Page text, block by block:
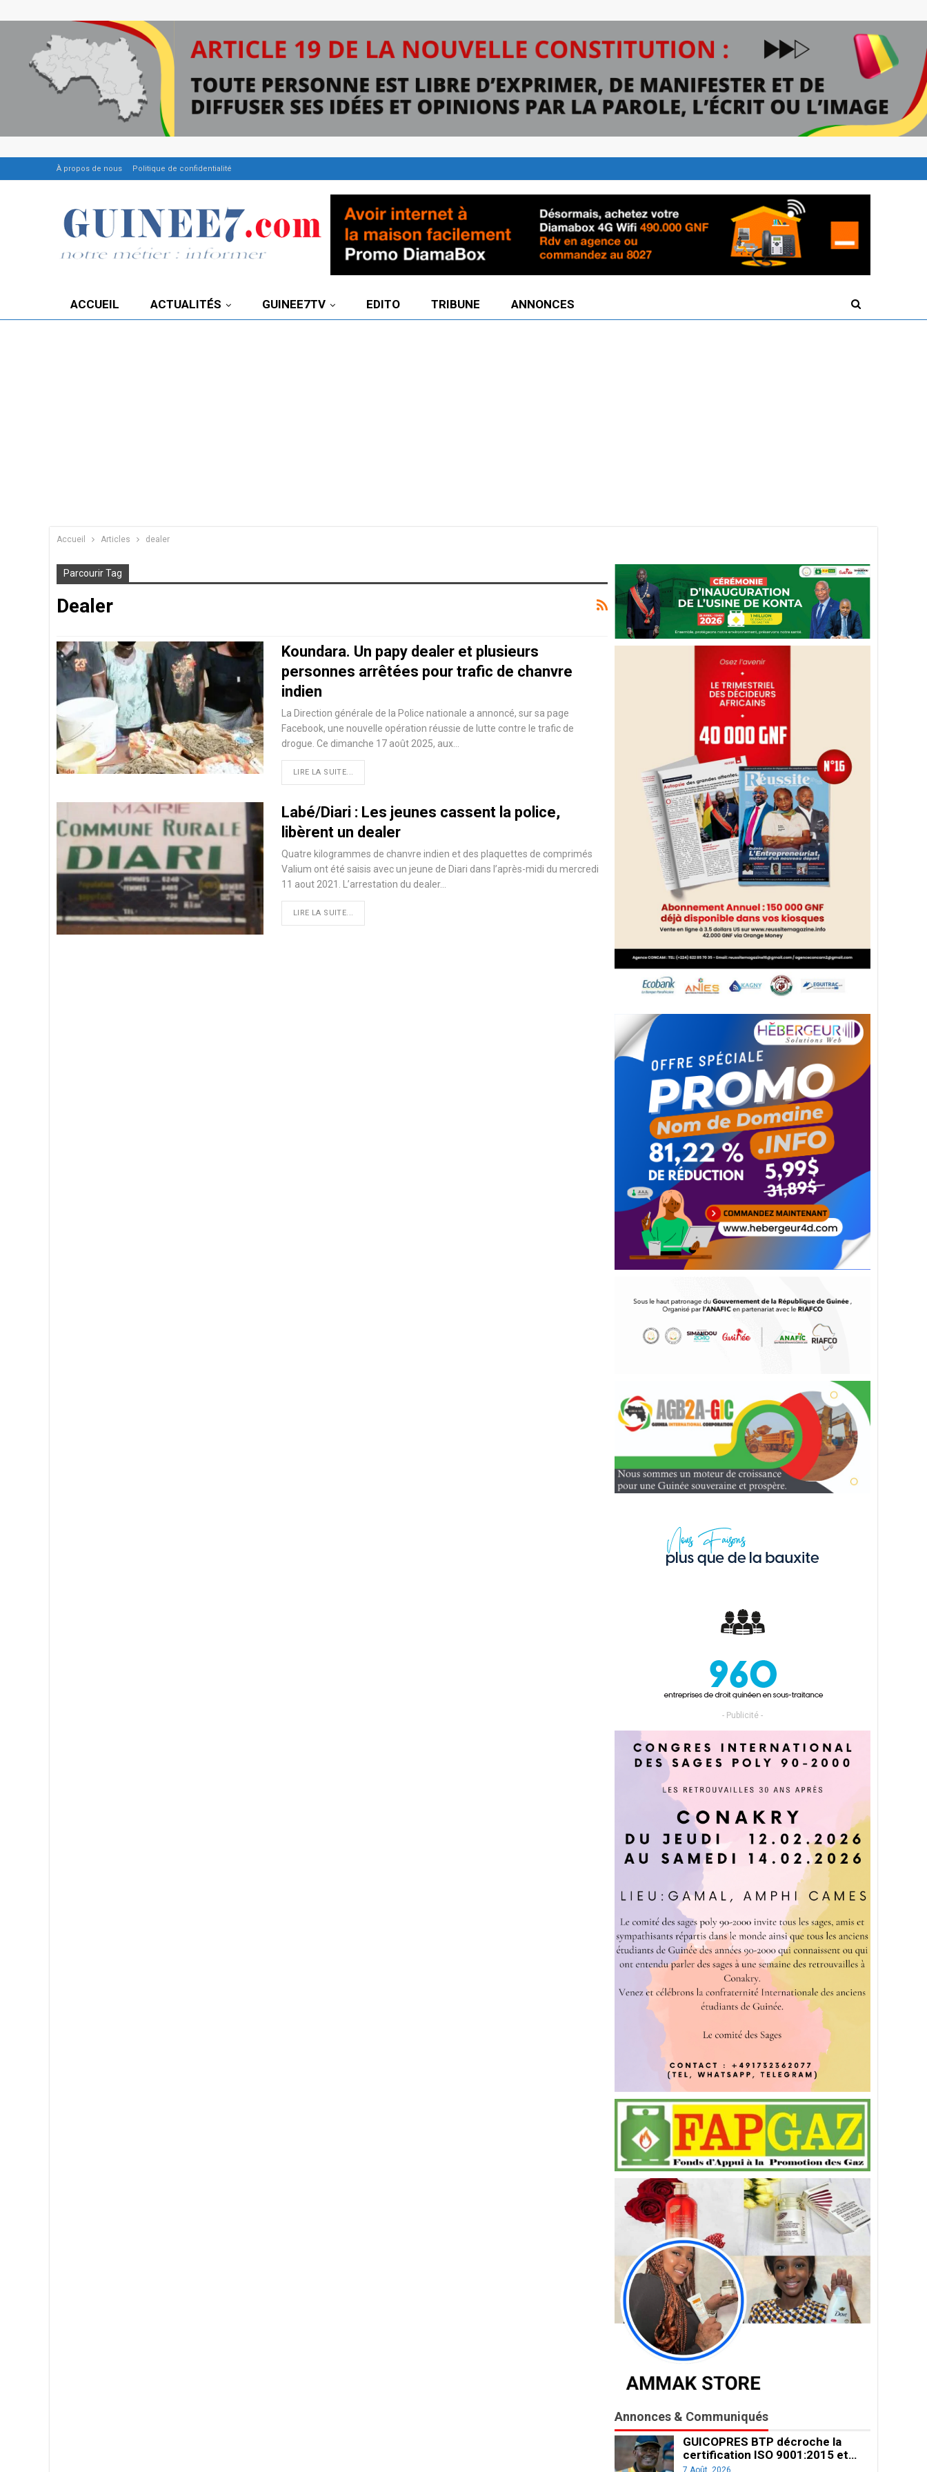
À propos de nous Politique de confidentialité
ACCUEIL ACTUALITÉS GUINEE7TV EDITO TRIBUNE ANNONCES
Accueil Articles dealer
Parcourir Tag
Dealer
Koundara. Un papy dealer et plusieurs
personnes arrêtées pour trafic de chanvre
indien
La Direction générale de la Police nationale a annoncé, sur sa page
Facebook, une nouvelle opération réussie de lutte contre le trafic de
drogue. Ce dimanche 17 août 2025, aux…
LIRE LA SUITE...
Labé/Diari : Les jeunes cassent la police,
libèrent un dealer
Quatre kilogrammes de chanvre indien et des plaquettes de comprimés
Valium ont été saisis avec un jeune de Diari dans l’après-midi du mercredi
11 aout 2021. L’arrestation du dealer…
LIRE LA SUITE...
- Publicité -
Annonces & Communiqués
GUICOPRES BTP décroche la
certification ISO 9001:2015 et…